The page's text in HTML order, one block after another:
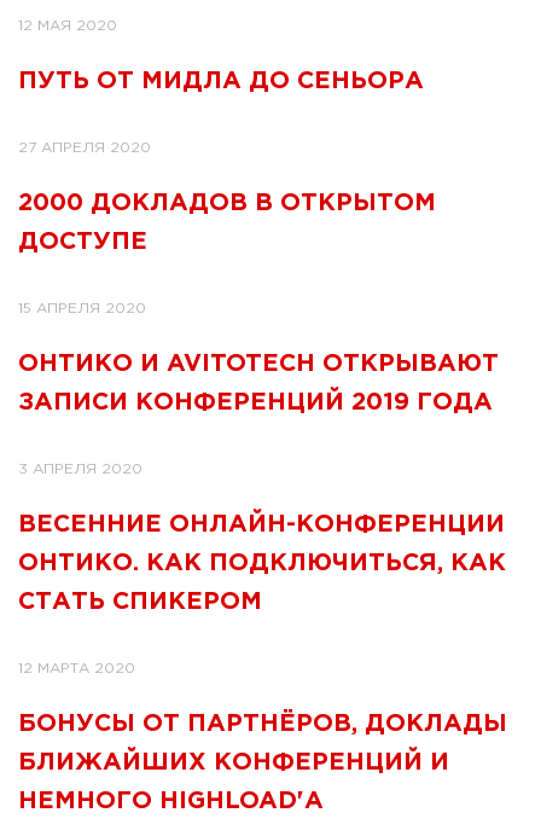
12 МАЯ 2020
ПУТЬ ОТ МИДЛА ДО СЕНЬОРА
27 АПРЕЛЯ 2020
2000 ДОКЛАДОВ В ОТКРЫТОМ
ДОСТУПЕ
15 АПРЕЛЯ 2020
ОНТИКО И AVITOTECH ОТКРЫВАЮТ
ЗАПИСИ КОНФЕРЕНЦИЙ 2019 ГОДА
3 АПРЕЛЯ 2020
ВЕСЕННИЕ ОНЛАЙН-КОНФЕРЕНЦИИ
ОНТИКО. КАК ПОДКЛЮЧИТЬСЯ, КАК
СТАТЬ СПИКЕРОМ
12 МАРТА 2020
БОНУСЫ ОТ ПАРТНЁРОВ, ДОКЛАДЫ
БЛИЖАЙШИХ КОНФЕРЕНЦИЙ И
НЕМНОГО HIGHLOAD'А